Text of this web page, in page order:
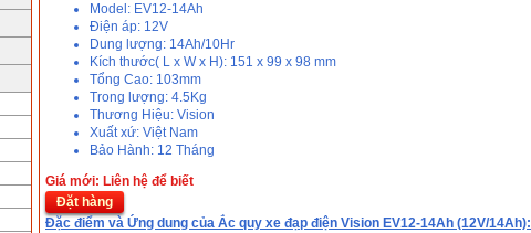
Model: EV12-14Ah
Điện áp: 12V
Dung lượng: 14Ah/10Hr
Kích thước( L x W x H): 151 x 99 x 98 mm
Tổng Cao: 103mm
Trong lượng: 4.5Kg
Thương Hiệu: Vision
Xuất xứ: Việt Nam
Bảo Hành: 12 Tháng
Giá mới: Liên hệ để biết
Đặt hàng
Đặc điểm và Ứng dung của Ắc quy xe đạp điện Vision EV12-14Ah (12V/14Ah):